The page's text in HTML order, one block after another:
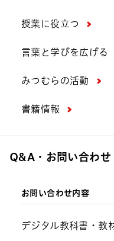
授業に役立つ
言葉と学びを広げる
みつむらの活動
書籍情報
Q&A・お問い合わせ
お問い合わせ内容
デジタル教科書・教